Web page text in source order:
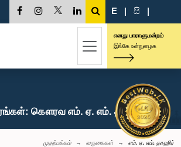
E | සි |
எனது பாராளுமன்றம்
இங்கே உள்நுழைக
கௌரவ எம். ஏ. எம். தாஹிர், பா.உ.
முதற்பக்கம் வருகைகள் எம். ஏ. எம். தாஹிர்